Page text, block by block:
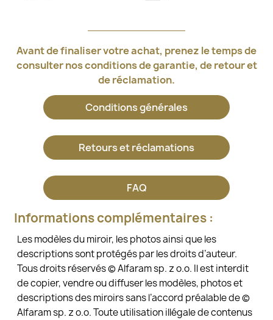
Avant de finaliser votre achat, prenez le temps de
consulter nos conditions de garantie, de retour et
de réclamation.
Conditions générales
Retours et réclamations
FAQ
Informations complémentaires :
Les modèles du miroir, les photos ainsi que les
descriptions sont protégés par les droits d’auteur.
Tous droits réservés © Alfaram sp. z o.o. Il est interdit
de copier, vendre ou diffuser les modèles, photos et
descriptions des miroirs sans l’accord préalable de ©
Alfaram sp. z o.o. Toute utilisation illégale de contenus